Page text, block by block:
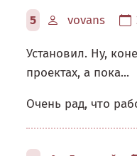
5 vovans
Установил. Ну,
проектах, а пока...
Очень рад, что